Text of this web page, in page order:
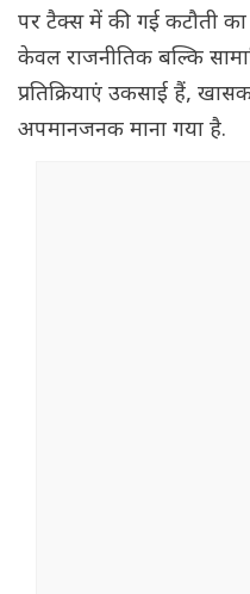
पर टैक्स में की गई कटौती
केवल राजनीतिक बल्कि
प्रतिक्रियाएं उकसाई हैं,
अपमानजनक माना गया है.